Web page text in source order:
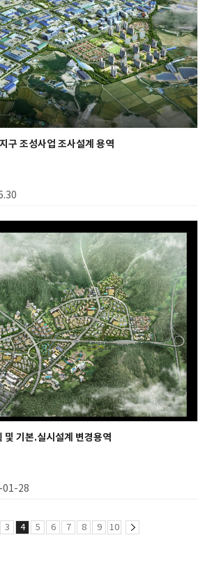
구 조성사업 조사설계 용역
및 기본.실시설계 변경용역
01-28
3 4 5 6 7 8 9 10